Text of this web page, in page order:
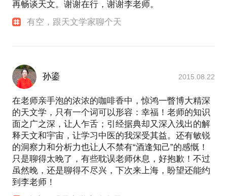
再畅谈天文。谢谢在行，谢谢李老师。
有空，跟天文学家聊个天
孙鎏 2015.08.22
在老师亲手泡的浓浓的咖啡香中，惊鸿一瞥博大精深
的天文学，只有一个词可以形容：幸福！老师的知识
面之广之深，让人乍舌；引经据典却又深入浅出的解
释天文和宇宙，让学习中医的我深受其益。还有敏锐
的洞察力和分析力也让人不禁有“酒逢知己”的感慨！
只是聊得太晚了，有些耽误老师休息，好抱歉！不过
虽然晚，还是聊得不尽兴，下次来上海，盼望还能约
到李老师！